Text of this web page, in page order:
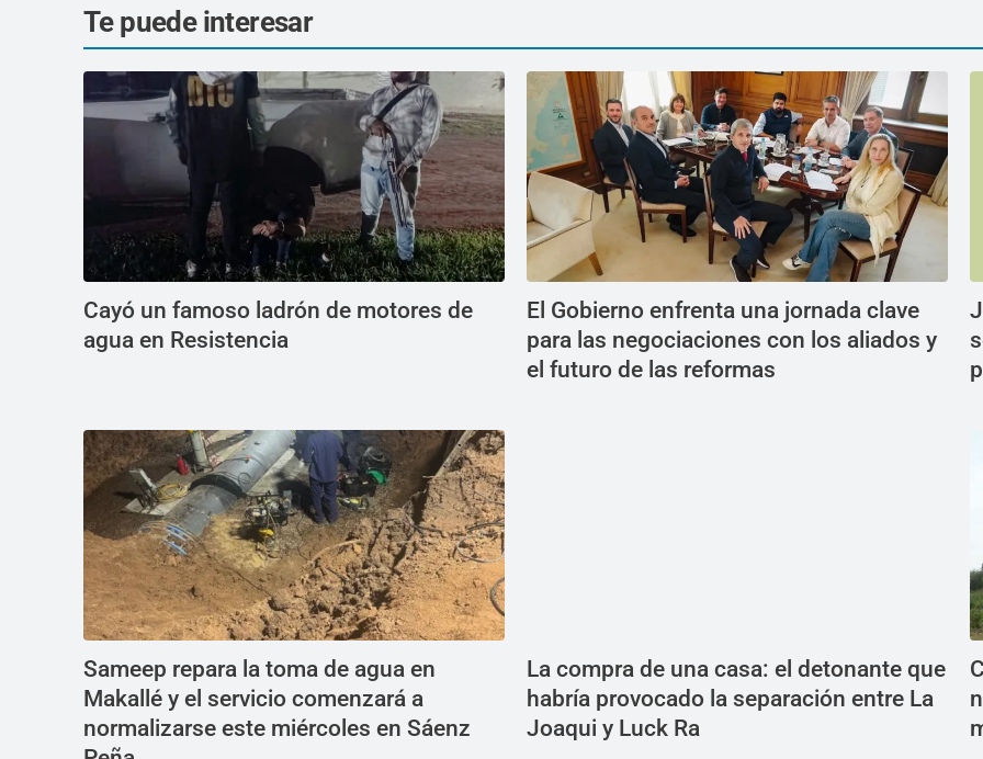
Te puede interesar
Cayó un famoso ladrón de motores de
agua en Resistencia
El Gobierno enfrenta una jornada clave
para las negociaciones con los aliados y
el futuro de las reformas
Sameep repara la toma de agua en
Makallé y el servicio comenzará a
normalizarse este miércoles en Sáenz
La compra de una casa: el detonante que
habría provocado la separación entre La
Joaqui y Luck Ra